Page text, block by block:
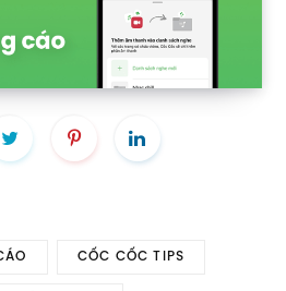
CỐC CỐC TIPS